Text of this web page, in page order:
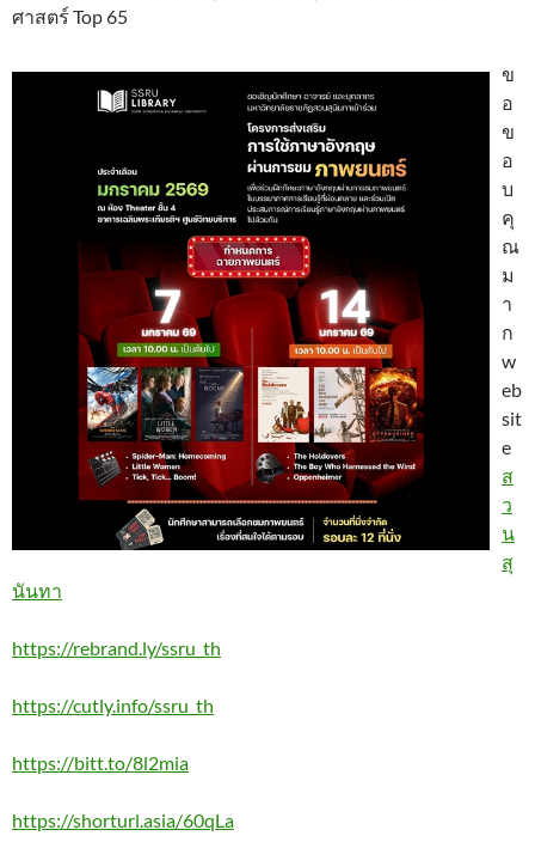
ศาสตร์ Top 65
ข
อ
ข
อ
บ
คุ
ณ
ม
า
ก
w
eb
sit
e
ส
ว
น
สุ
นันทา
https://rebrand.ly/ssru_th
https://cutly.info/ssru_th
https://bitt.to/8l2mia
https://shorturl.asia/60qLa